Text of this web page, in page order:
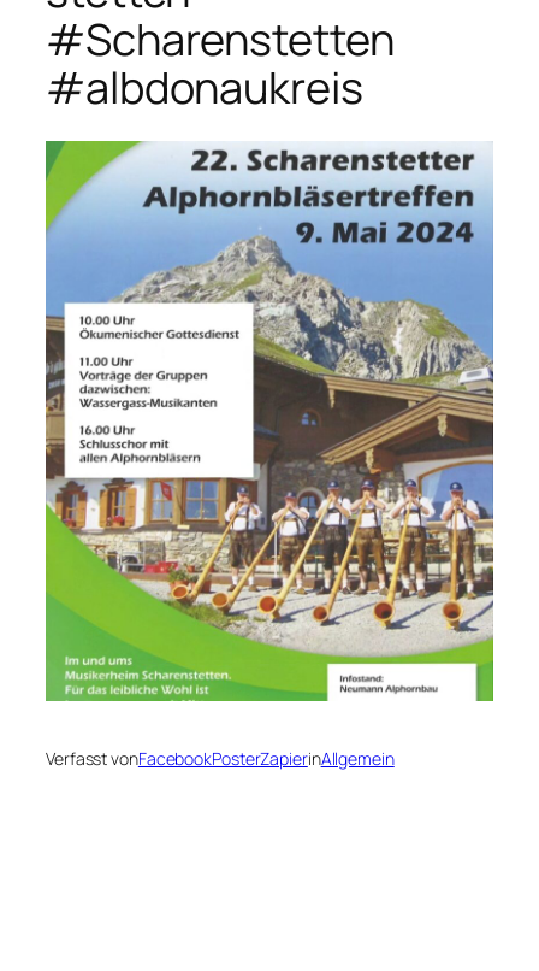
#Scharenstetten
#albdonaukreis
Verfasst vonFacebookPosterZapierinAllgemein